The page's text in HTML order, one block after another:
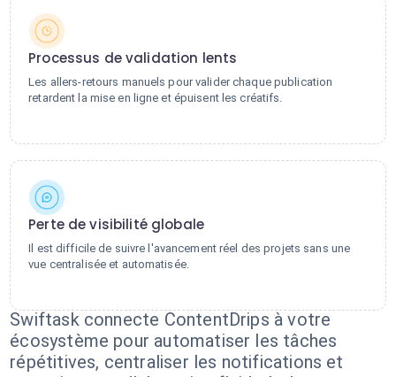
Processus de validation lents
Les allers-retours manuels pour valider chaque publication
retardent la mise en ligne et épuisent les créatifs.
Perte de visibilité globale
Il est difficile de suivre l'avancement réel des projets sans une
vue centralisée et automatisée.
Swiftask connecte ContentDrips à votre
écosystème pour automatiser les tâches
répétitives, centraliser les notifications et